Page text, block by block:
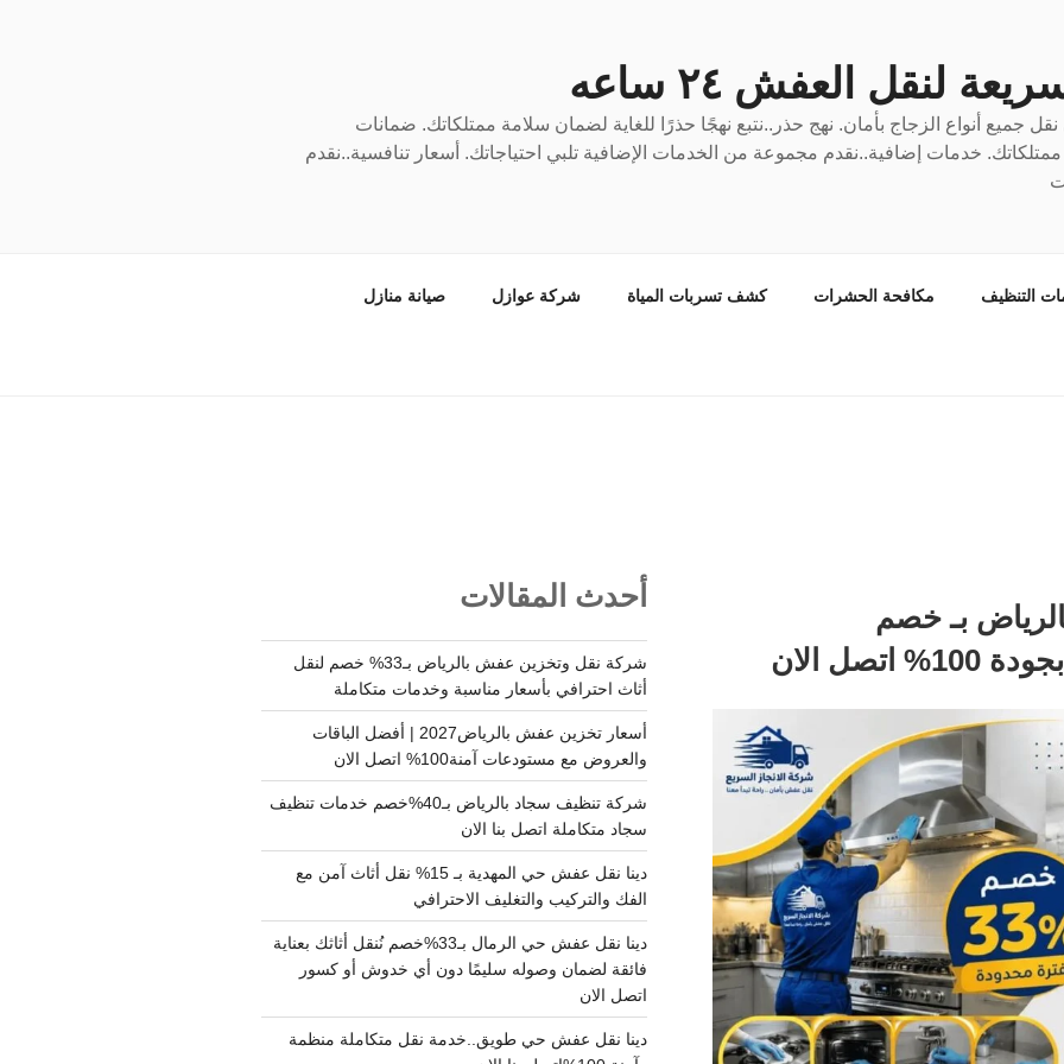
لنقل العفش ٢٤ ساعه
جميع أنواع الزجاج بأمان. نهج حذر..نتبع نهجًا حذرًا للغاية لضمان سلامة ممتلكاتك. ضمانات
خدمات إضافية..نقدم مجموعة من الخدمات الإضافية تلبي احتياجاتك. أسعار تنافسية..نقدم
التنظيف مكافحة الحشرات كشف تسربات المياة شركة عوازل صيانة منازل
بـ خصم
أحدث المقالات
شركة نقل وتخزين عفش بالرياض بـ33% خصم لنقل
أثاث احترافي بأسعار مناسبة وخدمات متكاملة
أسعار تخزين عفش بالرياض2027 | أفضل الباقات
والعروض مع مستودعات آمنة100% اتصل الان
شركة تنظيف سجاد بالرياض بـ40%خصم خدمات تنظيف
سجاد متكاملة اتصل بنا الان
دينا نقل عفش حي المهدية بـ 15% نقل أثاث آمن مع
الفك والتركيب والتغليف الاحترافي
دينا نقل عفش حي الرمال بـ33%خصم نُنقل أثاثك بعناية
فائقة لضمان وصوله سليمًا دون أي خدوش أو كسور
اتصل الان
دينا نقل عفش حي طويق..خدمة نقل متكاملة منظمة